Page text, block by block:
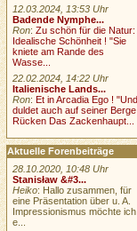
12.03.2024, 13:53 Uhr
Badende Nymphe...
Ron:Zu schön für die Natur:
Idealische Schönheit ! "Sie
kniete am Rande des
Wasse...
22.02.2024, 14:22 Uhr
Italienische Lands...
Ron:Et in Arcadia Ego ! "Und
duldet auch auf seiner Berge
Rücken Das Zackenhaupt...
Aktuelle Forenbeiträge
28.10.2020, 10:48 Uhr
Stanisław &#3...
Heiko: Hallo zusammen, für
eine Präsentation über u. A.
Impressionismus möchte ich
e...